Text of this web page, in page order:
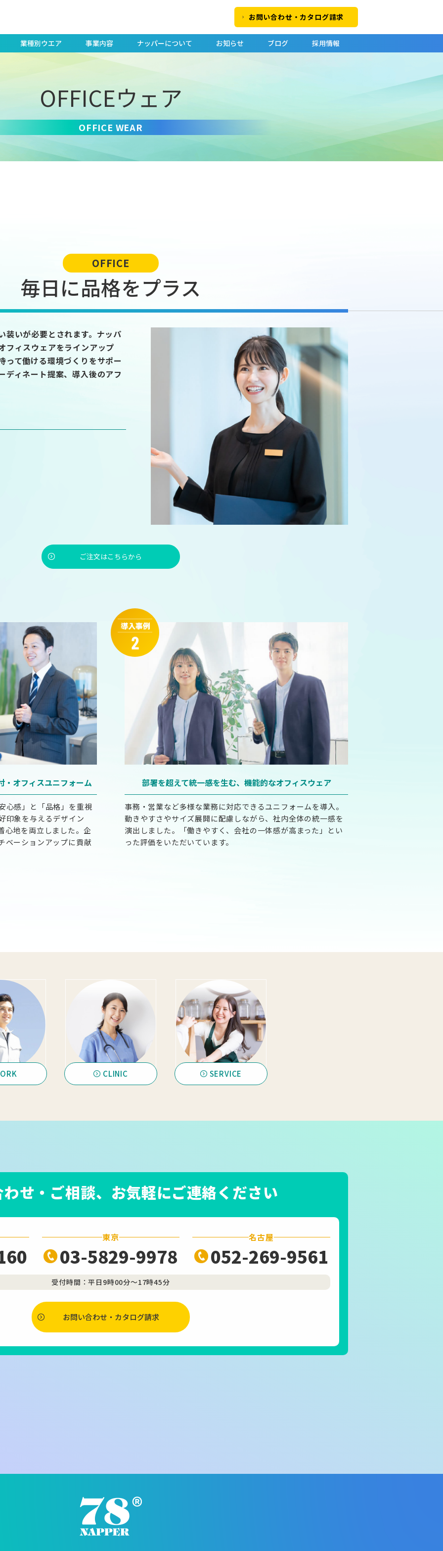
お問い合わせ・カタログ請求
業種別ウエア 事業内容 ナッパーについて お知らせ ブログ 採用情報
OFFICEウェア
OFFICE WEAR
OFFICE
毎日に品格をプラス
装いが必要とされます。ナッパ
フィスウェアをラインアップ
って働ける環境づくりをサポー
ディネート提案、導入後のアフ
ご注文はこちらから
・オフィスユニフォーム
心感」と「品格」を重視
印象を与えるデザイン
心地を両立しました。企
ベーションアップに貢献
部署を超えて統一感を生む、 機能的なオフィスウェア
事務・営業など多様な業務に対応できるユニフォームを導入。
動きやすさやサイズ展開に配慮しながら、社内全体の統一感を
演出しました。「働きやすく、会社の一体感が高まった」とい
った評価をいただいています。
CLINIC SERVICE
せ・ご相談、 お気軽にご連絡ください
東京
03-5829-9978
名古屋
052-269-9561
受付時間：平日9時00分～17時45分
お問い合わせ・カタログ請求